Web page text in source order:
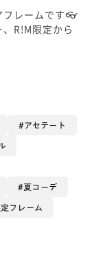
フレームです👓
R!M限定から
フォルム②カ
かわいいです
できます。
が、カラー
す。この夏に
ムです。
アセテート
夏コーデ
フレーム